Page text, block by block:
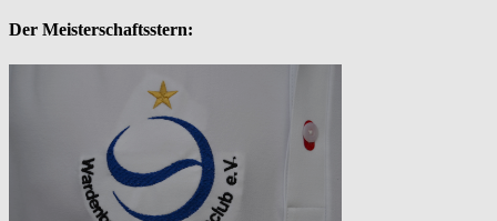
Der Meisterschaftsstern: